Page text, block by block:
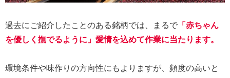
過去にご紹介したことのある銘柄では、まるで 「赤ちゃん
を優しく撫でるように」愛情を込めて作業に当たります。
環境条件や味作りの方向性にもよりますが、頻度の高いと